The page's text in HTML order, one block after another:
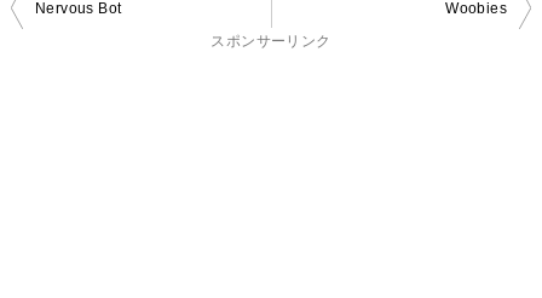
投
Nervous Bot
Woobies
スポンサーリンク